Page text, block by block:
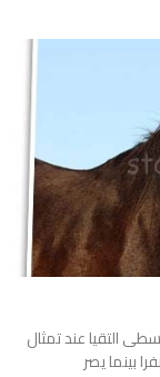
التقيا عند تمثال
بينما يصر